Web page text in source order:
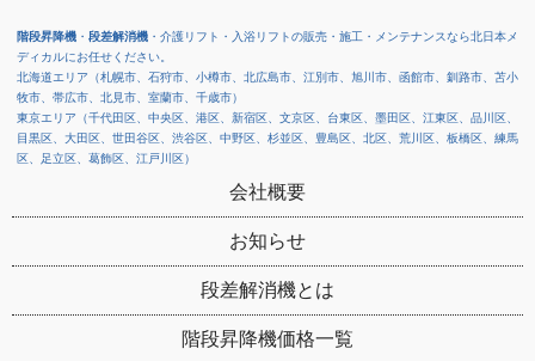
階段昇降機 ・ 段差解消機 ・介護リフト・入浴リフトの販売・施工・メンテナンスなら北日本メ
ディカルにお任せください。
北海道エリア（札幌市、石狩市、小樽市、北広島市、江別市、旭川市、函館市、釧路市、苫小
牧市、帯広市、北見市、室蘭市、千歳市）
東京エリア（千代田区、中央区、港区、新宿区、文京区、台東区、墨田区、江東区、品川区、
目黒区、大田区、世田谷区、渋谷区、中野区、杉並区、豊島区、北区、荒川区、板橋区、練馬
区、足立区、葛飾区、江戸川区）
会社概要
お知らせ
段差解消機とは
階段昇降機価格一覧